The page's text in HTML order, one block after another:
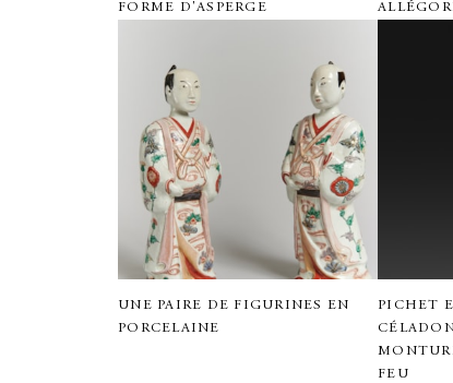
FORME D'ASPERGE
UNE PAIRE DE FIGURINES EN
PORCELAINE
PICHET
FEU